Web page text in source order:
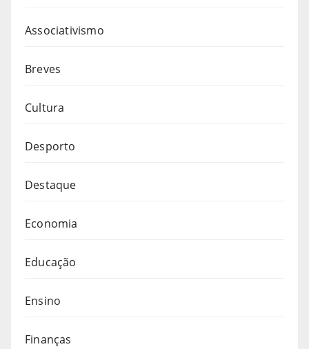
Associativismo
Breves
Cultura
Desporto
Destaque
Economia
Educação
Ensino
Finanças